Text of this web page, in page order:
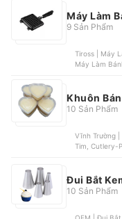
Máy Làm
9 Sản Phẩm
Tiross | Máy Làm Bánh Waffle Tiross | TS513, Hamilton Beach |
Máy Làm Bánh
Perfect | PF-
Khuôn
10 Sản Phẩm
Vĩnh Trường | Khuôn Bánh Flan Vĩnh Trường Có Nắp Hình Trái
Tim, Cutlery-
Quai Cầm
Đui Bắt
10 Sản Phẩm